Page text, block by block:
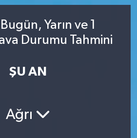
Yarın ve 1
Durumu Tahmini
ŞU AN
Ağrı